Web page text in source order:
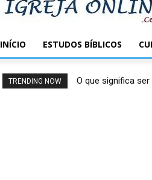
INÍCIO ESTUDOS BÍBLICOS
TRENDING NOW O que significa